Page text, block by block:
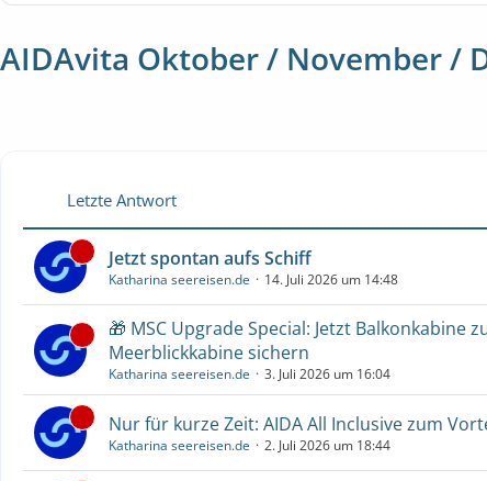
AIDAvita Oktober / November /
Letzte Antwort
Jetzt spontan aufs Schiff
Katharina seereisen.de 14. Juli 2026 um 14:48
🎁 MSC Upgrade Special: Jetzt Balkonkabine
Meerblickkabine sichern
Katharina seereisen.de 3. Juli 2026 um 16:04
Nur für kurze Zeit: AIDA All Inclusive zum
Katharina seereisen.de 2. Juli 2026 um 18:44